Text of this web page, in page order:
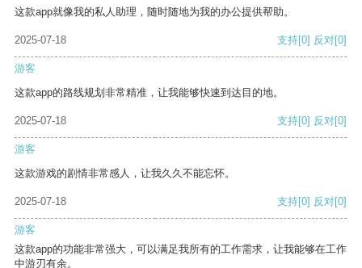
这款app就像我的私人助理，随时随地为我的办公提供帮助。
2025-07-18 支持[0] 反对[0]
游客
这款app的路线规划非常精准，让我能够快速到达目的地。
2025-07-18 支持[0] 反对[0]
游客
这款游戏的剧情非常感人，让我久久不能忘怀。
2025-07-18 支持[0] 反对[0]
游客
这款app的功能非常强大，可以满足我所有的工作需求，让我能够在工作
中游刃有余。